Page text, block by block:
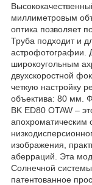
миллиметровым
оптика позволяет
Труба подходит и
астрофотографии.
широкоугольным
двухскоростной
четкую настройку
объектива: 80 мм.
BK ED80 OTAW –
апохроматическим
изображения,
аберраций. Эта
Солнечной
патентованное